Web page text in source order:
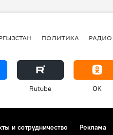
ПОЛИТИКА РАДИО
Rutube OK
и сотрудничество Реклама